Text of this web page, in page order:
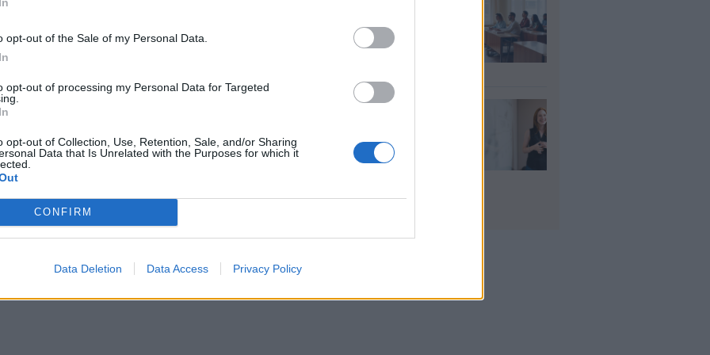
opt-out of the Sale of my Personal Data.
opt-out of processing my Personal Data for Targeted
opt-out of Collection, Use, Retention, Sale, and/or Sharing
Data that Is Unrelated with the Purposes for which it
CONFIRM
Data Deletion Data Access Privacy Policy
την πρώτη εφαρμογή ΤΝ και αυτό μας γεμίζει
υλοποιούμε την ευρύτερη στρατηγική μας για
και καθιστώντας το κράτος πιο
συνέπεσαν με μια ευχάριστη είδηση για
η πρότασή μας για τη δημιουργία Ai
αιτήσεις για 5.017
μόνιμους διορισμούς
Διορισμοί
Πότε βγαίνουν τα
ονόματα και τι
οι υποψήφιοι